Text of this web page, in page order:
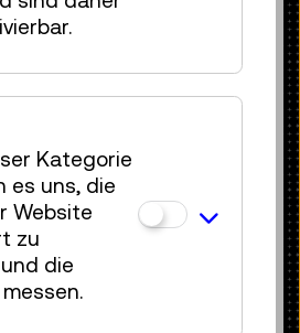
Zustand resultiert
Vorbesitzers.
Erdrückstände
aus der
und Kalkspritzer
Farbspritzer
vorgefunden. Bei
Schicht handelt es sich
Eisens mit Sauerstoff
stellt eine natürlich
Kategorie
es uns, die
Website
zu
die